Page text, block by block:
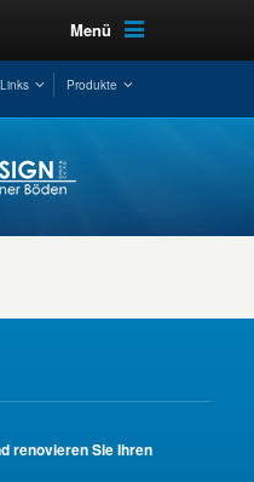
Menü
Produkte
renovieren Sie Ihren